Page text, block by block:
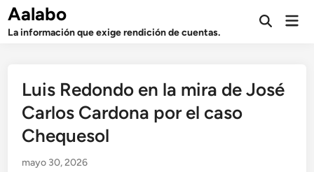
Saltar
contenido
Aalabo
La información que exige rendición de cuentas.
Abrir
Luis Redondo en la mira de José
Carlos Cardona por el caso
Chequesol
mayo 30, 2026